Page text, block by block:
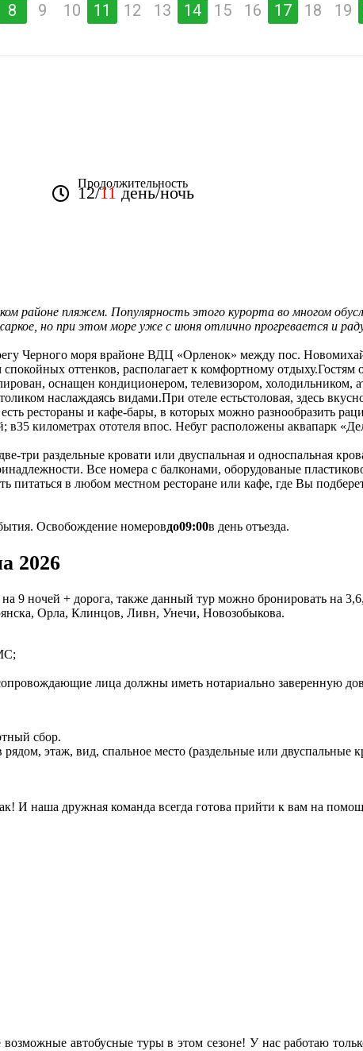
8 9 10 11 12 13 14 15 16 17 18 19
Продолжительность
12/11день/ночь
районе пляжем. Популярность этого курорта во многом
но при этом море уже с июня отлично прогревается и
Черного моря врайоне ВДЦ «Орленок» между пос.
оттенков, располагает к комфортному
оснащен кондиционером, телевизором, холодильником,
наслаждаясь видами.При отеле естьстоловая, здесь
рестораны и кафе-бары, в которых можно разнообразить
километрах ототеля впос. Небуг расположены аквапарк
три раздельные кровати или двуспальная и односпальная
Все номера с балконами, оборудованые
питаться в любом местном ресторане или кафе, где Вы
Освобождение номеровдо09:00в день отъезда.
2026
на 9 ночей + дорога, также данный тур можно бронировать на
Орла, Клинцов, Ливн, Унечи, Новозобыкова.
лица должны иметь нотариально заверенную
сбор.
этаж, вид, спальное место (раздельные или двуспальные
И наша дружная команда всегда готова прийти к вам на
автобусные туры в этом сезоне! У нас работаю